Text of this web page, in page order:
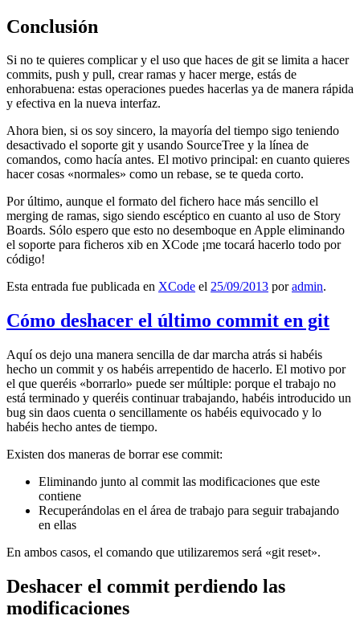
Conclusión
Si no te quieres complicar y el uso que haces de git se limita a hacer
commits, push y pull, crear ramas y hacer merge, estás de
enhorabuena: estas operaciones puedes hacerlas ya de manera rápida
y efectiva en la nueva interfaz.
Ahora bien, si os soy sincero, la mayoría del tiempo sigo teniendo
desactivado el soporte git y usando SourceTree y la línea de
comandos, como hacía antes. El motivo principal: en cuanto quieres
hacer cosas «normales» como un rebase, se te queda corto.
Por último, aunque el formato del fichero hace más sencillo el
merging de ramas, sigo siendo escéptico en cuanto al uso de Story
Boards. Sólo espero que esto no desemboque en Apple eliminando
el soporte para ficheros xib en XCode ¡me tocará hacerlo todo por
código!
Esta entrada fue publicada en XCode el 25/09/2013 poradmin.
Cómo deshacer el último commit en git
Aquí os dejo una manera sencilla de dar marcha atrás si habéis
hecho un commit y os habéis arrepentido de hacerlo. El motivo por
el que queréis «borrarlo» puede ser múltiple: porque el trabajo no
está terminado y queréis continuar trabajando, habéis introducido un
bug sin daos cuenta o sencillamente os habéis equivocado y lo
habéis hecho antes de tiempo.
Existen dos maneras de borrar ese commit:
Eliminando junto al commit las modificaciones que este
contiene
Recuperándolas en el área de trabajo para seguir trabajando
en ellas
En ambos casos, el comando que utilizaremos será «git reset».
Deshacer el commit perdiendo las
modificaciones